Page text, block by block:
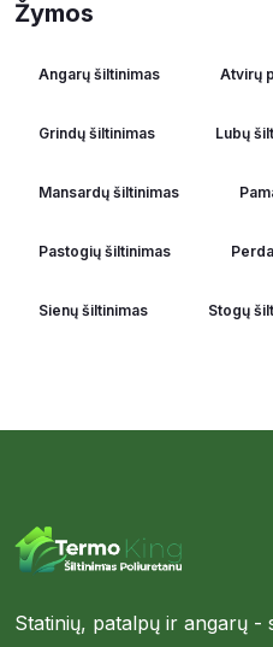
Žymos
Angarų šiltinimas Atvirų
Grindų šiltinimas Lubų
Mansardų šiltinimas
Pastogių šiltinimas
Sienų šiltinimas Stogų
Statinių, patalpų ir angarų -